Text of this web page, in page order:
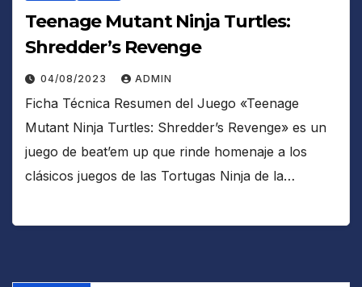
Teenage Mutant Ninja Turtles:
Shredder’s Revenge
04/08/2023 ADMIN
Ficha Técnica Resumen del Juego «Teenage
Mutant Ninja Turtles: Shredder’s Revenge» es un
juego de beat’em up que rinde homenaje a los
clásicos juegos de las Tortugas Ninja de la…